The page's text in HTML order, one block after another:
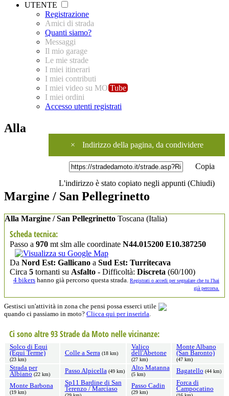
UTENTE
Registrazione
Amici di strada
Quanti siamo?
Messaggi
Il mio garage
Le mie strade
I miei itinerari
I miei contributi
I miei video su MO Tube
I miei ordini
Accesso utenti registrati
× Indirizzo della pagina, da condividere
Copia
L'indirizzo è stato copiato negli appunti (Chiudi)
Alla
Margine / San Pellegrinetto
Alla Margine / San Pellegrinetto Toscana (Italia)
Scheda tecnica:
Passo a 970 mt slm alle coordinate N44.015200 E10.387250
Da Nord Est: Gallicano a Sud Est: Turritecava
Circa 5 tornanti su Asfalto - Difficoltà: Discreta (60/100)
4 bikers hanno già percorso questa strada. Registrati o accedi per segnalare che tu l'hai
già percorsa.
Gestisci un'attività in zona che pensi possa esserci utile
quando ci passiamo in moto? Clicca qui per inserirla.
Ci sono altre 93 Strade da Moto nelle vicinanze:
Solco di Equi
(Equi Terme)
(23 km)
Colle a Serra (18 km)
Valico
dell'Abetone
(27 km)
Monte Albano
(San Baronto)
(47 km)
Strada per
Albiano (22 km) Passo Alpicella (49 km) Alto Matanna
(5 km) Bagatello (44 km)
Monte Barbona
(19 km)
Sp11 Bardine di San
Terenzo / Marciaso
Passo Cadin
(29 km)
Forca di
Campocatino